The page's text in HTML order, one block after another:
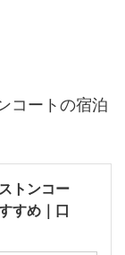
コートの宿泊
トンコー
すめ｜口